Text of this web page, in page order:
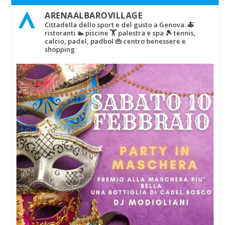
ARENAALBAROVILLAGE
Cittadella dello sport e del gusto a Genova.🍝
ristoranti 🏊 piscine 🏋‍ palestra e spa 🎾 tennis,
calcio, padel, padbol 👜 centro benessere e
shopping